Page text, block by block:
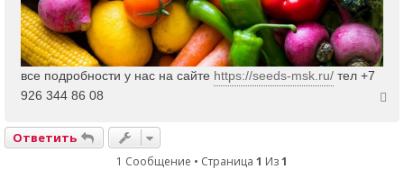
все подробности у нас на сайте https://seeds-msk.ru/ тел +7
926 344 86 08
Ответить
1 Сообщение • Страница 1 Из1